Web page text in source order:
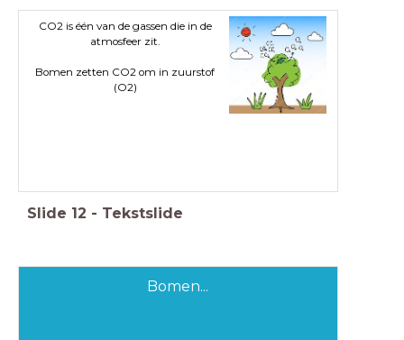
CO2 is één van de gassen die in de
atmosfeer zit.
Bomen zetten CO2 om in zuurstof
(O2)
Slide 12 - Tekstslide
Bomen...